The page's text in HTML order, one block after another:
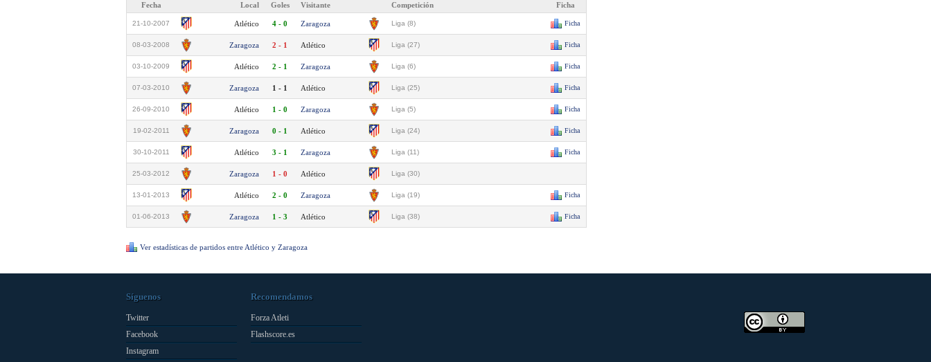
Fecha Local Goles Visitante Competición Ficha
21-10-2007 Atlético 4 - 0 Zaragoza Liga (8) Ficha
08-03-2008 Zaragoza 2 - 1 Atlético Liga (27) Ficha
03-10-2009 Atlético 2 - 1 Zaragoza Liga (6) Ficha
07-03-2010 Zaragoza 1 - 1 Atlético Liga (25) Ficha
26-09-2010 Atlético 1 - 0 Zaragoza Liga (5) Ficha
19-02-2011 Zaragoza 0 - 1 Atlético Liga (24) Ficha
30-10-2011 Atlético 3 - 1 Zaragoza Liga (11) Ficha
25-03-2012 Zaragoza 1 - 0 Atlético Liga (30)
13-01-2013 Atlético 2 - 0 Zaragoza Liga (19) Ficha
01-06-2013 Zaragoza 1 - 3 Atlético Liga (38) Ficha
Ver estadísticas de partidos entre Atlético y Zaragoza
Síguenos
Twitter
Facebook
Instagram
Recomendamos
Forza Atleti
Flashscore.es